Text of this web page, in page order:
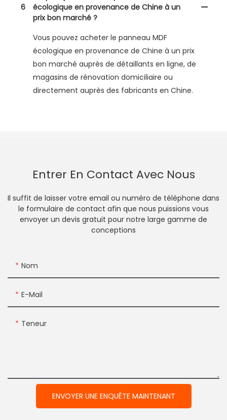
6
écologique en provenance de Chine à un
prix bon marché ?
Vous pouvez acheter le panneau MDF
écologique en provenance de Chine à un prix
bon marché auprès de détaillants en ligne, de
magasins de rénovation domiciliaire ou
directement auprès des fabricants en Chine.
Entrer En Contact Avec Nous
Il suffit de laisser votre email ou numéro de téléphone dans
le formulaire de contact afin que nous puissions vous
envoyer un devis gratuit pour notre large gamme de
conceptions
Nom
E-Mail
Teneur
ENVOYER UNE ENQUÊTE MAINTENANT